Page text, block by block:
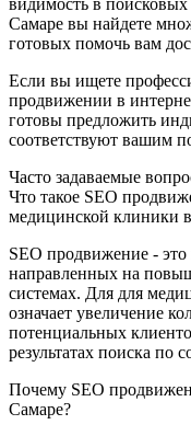
видимость в
Самаре вы найдете
готовых помочь вам
Если вы ищете
продвижении в
готовы предложить
соответствуют вашим
Часто задаваемые
Что такое SEO
медицинской клиники
SEO продвижение -
направленных на
системах. Для для
означает увеличение
потенциальных
результатах поиска по
Почему SEO
Самаре?